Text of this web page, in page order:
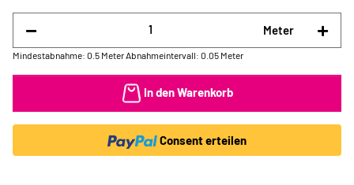
Meter
Mindestabnahme: 0.5 Meter Abnahmeintervall: 0.05 Meter
In den Warenkorb
Consent erteilen